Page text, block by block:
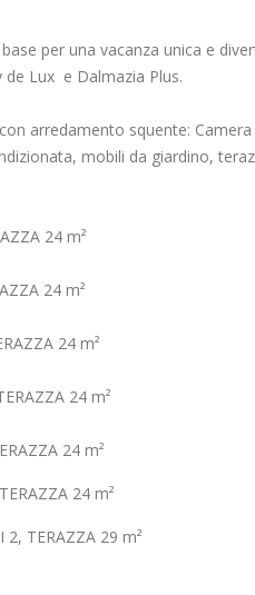
per una vacanza unica e
Lux e Dalmazia Plus.
arredamento squente:
mobili da giardino,
24 m²
24 m²
24 m²
24 m²
24 m²
24 m²
2, TERAZZA 29 m²